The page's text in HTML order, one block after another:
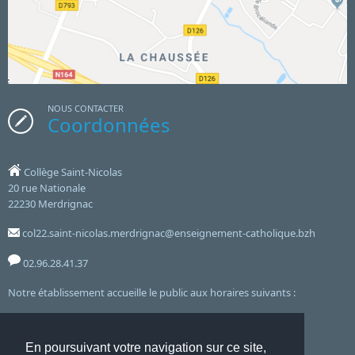
En poursuivant votre navigation sur ce site,
NOUS CONTACTER
Coordonnées
Collège Saint-Nicolas
20 rue Nationale
22230 Merdrignac
col22.saint-nicolas.merdrignac@enseignement-catholique.bzh
02.96.28.41.37
Notre établissement accueille le public aux horaires suivants :
et le mercredi de 7h45 à 12h30